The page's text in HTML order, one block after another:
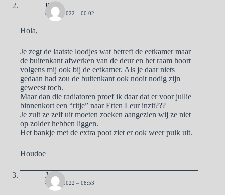
Pa
8 JULI 2022 – 00:02
Hola,
Je zegt de laatste loodjes wat betreft de eetkamer maar
de buitenkant afwerken van de deur en het raam hoort
volgens mij ook bij de eetkamer. Als je daar niets
gedaan had zou de buitenkant ook nooit nodig zijn
geweest toch.
Maar dan die radiatoren proef ik daar dat er voor jullie
binnenkort een “ritje” naar Etten Leur inzit???
Je zult ze zelf uit moeten zoeken aangezien wij ze niet
op zolder hebben liggen.
Het bankje met de extra poot ziet er ook weer puik uit.
Houdoe
José
8 JULI 2022 – 08:53